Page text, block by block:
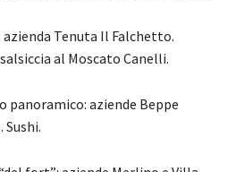
azienda Tenuta Il Falchetto.
al Moscato Canelli.
panoramico: aziende Beppe
Sushi.